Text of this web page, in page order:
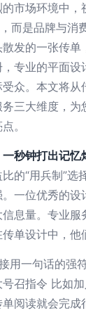
市场环境中，
而是品牌与消
发的一张传单
专业的平面设
众。本文将从
三大维度，为
。
秒钟打出记忆
的“用兵制”选
一位优秀的设
息量。专业服
单设计中，他
用一句话的强
召指令 比如
阅读就会完成